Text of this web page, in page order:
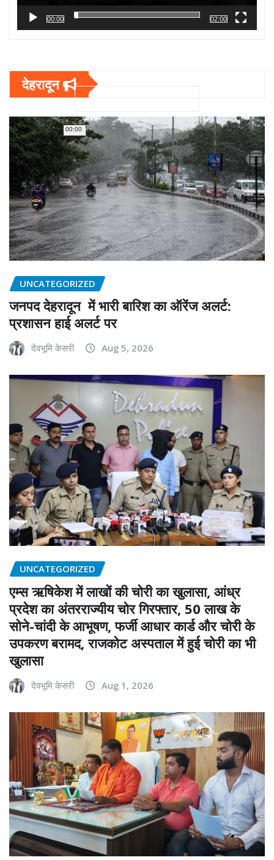
00:00
00:00
02:00
देहरादून
UNCATEGORIZED
जनपद देहरादून में भारी बारिश का ऑरेंज अलर्ट:
प्रशासन हाई अलर्ट पर
देवभूमि केसरी Aug 5, 2026
UNCATEGORIZED
एम्स ऋषिकेश में लाखों की चोरी का खुलासा, आंध्र
प्रदेश का अंतरराज्यीय चोर गिरफ्तार, 50 लाख के
सोने-चांदी के आभूषण, फर्जी आधार कार्ड और चोरी के
उपकरण बरामद, राजकोट अस्पताल में हुई चोरी का भी
खुलासा
देवभूमि केसरी Aug 1, 2026